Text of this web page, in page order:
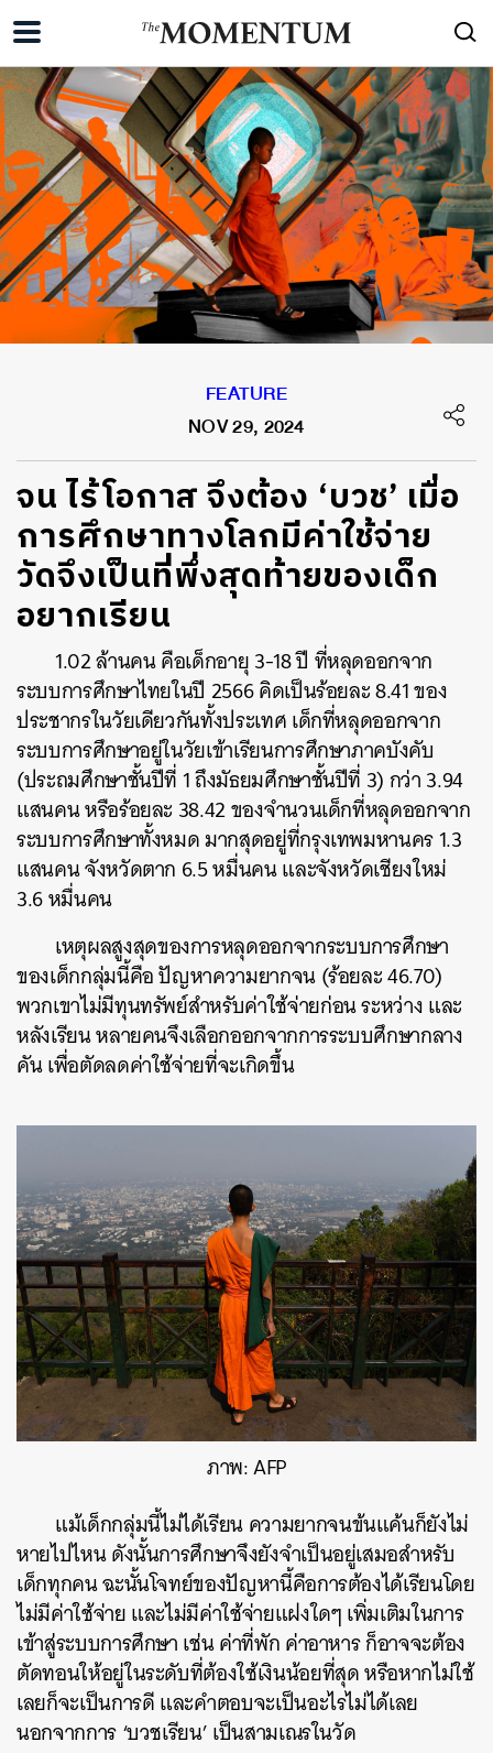
FEATURE
NOV 29, 2024
จน ไร้โอกาส จึงต้อง ‘บวช’ เมื่อ
การศึกษาทางโลกมีค่าใช้จ่าย
วัดจึงเป็นที่พึ่งสุดท้ายของเด็ก
อยากเรียน
1.02 ล้านคน คือเด็กอายุ 3-18 ปี ที่หลุดออกจาก
ระบบการศึกษาไทยในปี 2566 คิดเป็นร้อยละ 8.41 ของ
ประชากรในวัยเดียวกันทั้งประเทศ​ เด็กที่หลุดออกจาก
ระบบการศึกษาอยู่ในวัยเข้าเรียนการศึกษาภาคบังคับ
(ประถมศึกษาชั้นปีที่ 1 ถึงมัธยมศึกษาชั้นปีที่ 3) กว่า 3.94
แสนคน หรือร้อยละ 38.42 ของจำนวนเด็กที่หลุดออกจาก
ระบบการศึกษาทั้งหมด มากสุดอยู่ที่กรุงเทพมหานคร 1.3
แสนคน จังหวัดตาก 6.5 หมื่นคน และจังหวัดเชียงใหม่
3.6 หมื่นคน
เหตุผลสูงสุดของการหลุดออกจากระบบการศึกษา
ของเด็กกลุ่มนี้คือ ปัญหาความยากจน (ร้อยละ 46.70)
พวกเขาไม่มีทุนทรัพย์สำหรับค่าใช้จ่ายก่อน ระหว่าง และ
หลังเรียน หลายคนจึงเลือกออกจากการระบบศึกษากลาง
คัน เพื่อตัดลดค่าใช้จ่ายที่จะเกิดขึ้น
ภาพ: AFP
แม้เด็กกลุ่มนี้ไม่ได้เรียน ความยากจนข้นแค้นก็ยังไม่
หายไปไหน ดังนั้นการศึกษาจึงยังจำเป็นอยู่เสมอสำหรับ
เด็กทุกคน ฉะนั้นโจทย์ของปัญหานี้คือการต้องได้เรียนโดย
ไม่มีค่าใช้จ่าย และไม่มีค่าใช้จ่ายแฝงใดๆ เพิ่มเติมในการ
เข้าสู่ระบบการศึกษา เช่น ค่าที่พัก ค่าอาหาร ก็อาจจะต้อง
ตัดทอนให้อยู่ในระดับที่ต้องใช้เงินน้อยที่สุด หรือหากไม่ใช้
เลยก็จะเป็นการดี และคำตอบจะเป็นอะไรไม่ได้เลย
นอกจากการ ‘บวชเรียน’ เป็นสามเณรในวัด